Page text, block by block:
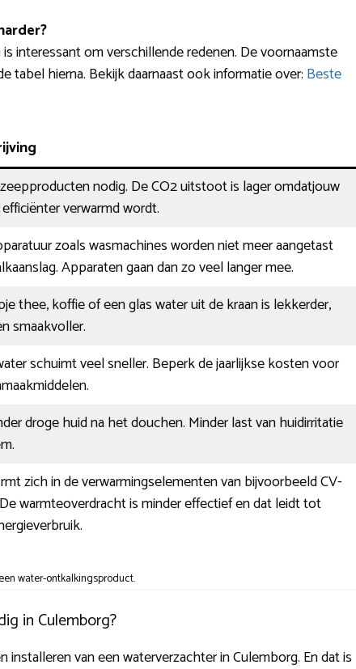
interessant om verschillende redenen. De voornaamste
tabel hierna. Bekijk daarnaast ook informatie over: Beste
nodig. De CO2 uitstoot is lager omdatjouw
verwarmd wordt.
zoals wasmachines worden niet meer aangetast
Apparaten gaan dan zo veel langer mee.
thee, koffie of een glas water uit de kraan is lekkerder,
smaakvoller.
schuimt veel sneller. Beperk de jaarlijkse kosten voor
droge huid na het douchen. Minder last van huidirritatie
zich in de verwarmingselementen van bijvoorbeeld CV-
warmteoverdracht is minder effectief en dat leidt tot
water-ontkalkingsproduct.
in Culemborg?
van een waterverzachter in Culemborg. En dat is